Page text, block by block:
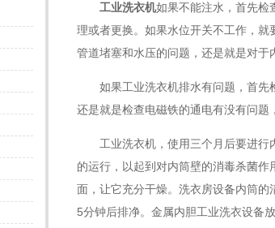
工业洗衣机如果不能注水，首先检
理或者更换。如果水位开关不工作，
管道堵塞和水压的问题，还是就是对于
如果工业洗衣机排水有问题，首先
还是就是检查电磁铁的通电有没有问题
工业洗衣机，使用三个月后要进
的运行，以起到对内筒壁的消毒杀菌
面，让它充分干燥。洗衣房设备内筒
5分钟后排净。金属内胆工业洗衣设备